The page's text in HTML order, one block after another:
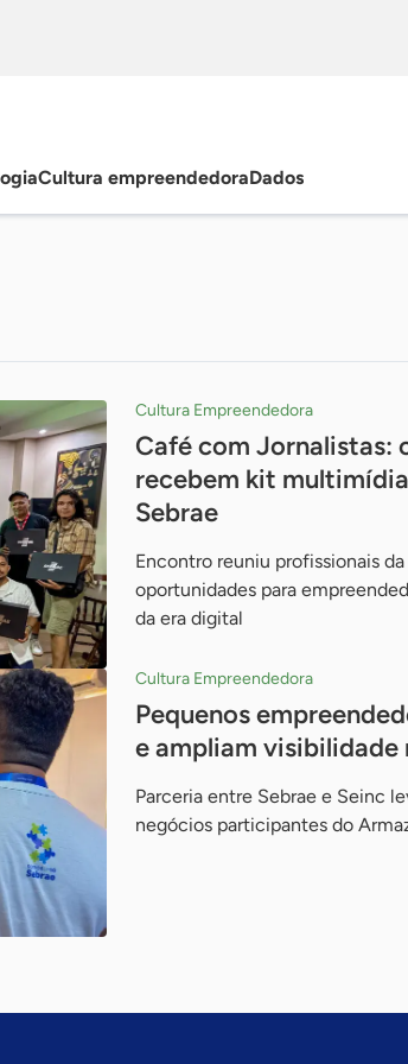
Cultura empreendedoraDados
Cultura Empreendedora
Café com Jornalistas:
recebem kit
Sebrae
Encontro reuniu profissionais
oportunidades para
da era digital
Cultura Empreendedora
Pequenos
e ampliam visibilidade
Parceria entre Sebrae e Seinc
negócios participantes do